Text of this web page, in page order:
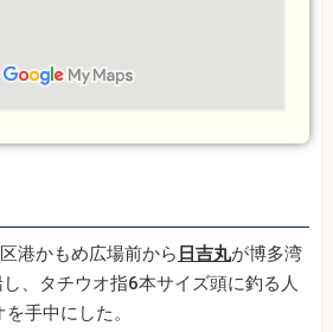
港かもめ広場前から 日吉丸が博多湾
、タチウオ指6本サイズ頭に釣る人
手中にした。